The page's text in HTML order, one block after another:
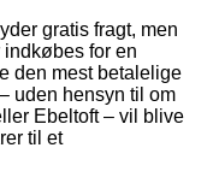
gratis fragt, men
for en
den mest betalelige
uden hensyn til om
Ebeltoft – vil blive
til et